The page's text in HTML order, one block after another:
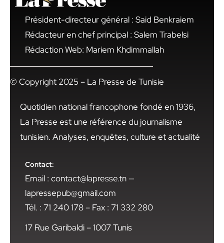
Président-directeur général : Said Benkraiem
Rédacteur en chef principal : Salem Trabelsi
Rédaction Web: Mariem Khdimmallah
© Copyright 2025 – La Presse de Tunisie
Quotidien national francophone fondé en 1936,
La Presse est une référence du journalisme
tunisien. Analyses, enquêtes, culture et actualité
Contact:
Email : contact@lapresse.tn —
lapressepub@gmail.com
Tél. : 71 240 178 – Fax : 71 332 280
17 Rue Garibaldi – 1007 Tunis